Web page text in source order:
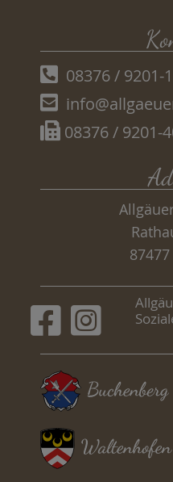
08376 / 9201-
08376 / 9201-